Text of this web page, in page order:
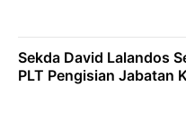
Sekda David Lalandos
PLT Pengisian Jabatan